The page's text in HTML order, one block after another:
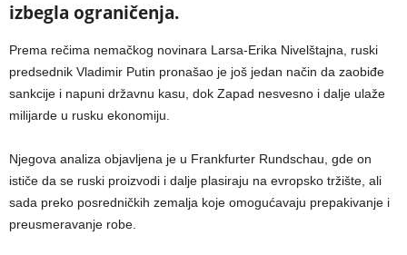
izbegla ograničenja.
Prema rečima nemačkog novinara Larsa-Erika Nivelštajna, ruski
predsednik Vladimir Putin pronašao je još jedan način da zaobiđe
sankcije i napuni državnu kasu, dok Zapad nesvesno i dalje ulaže
milijarde u rusku ekonomiju.
Njegova analiza objavljena je u Frankfurter Rundschau, gde on
ističe da se ruski proizvodi i dalje plasiraju na evropsko tržište, ali
sada preko posredničkih zemalja koje omogućavaju prepakivanje i
preusmeravanje robe.